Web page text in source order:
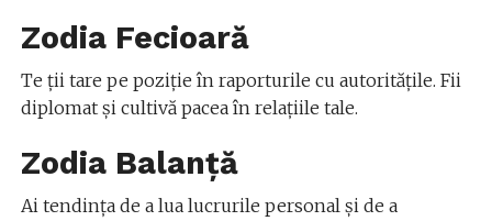
Zodia Fecioară
Te ții tare pe poziție în raporturile cu autoritățile. Fii
diplomat și cultivă pacea în relațiile tale.
Zodia Balanță
Ai tendința de a lua lucrurile personal și de a